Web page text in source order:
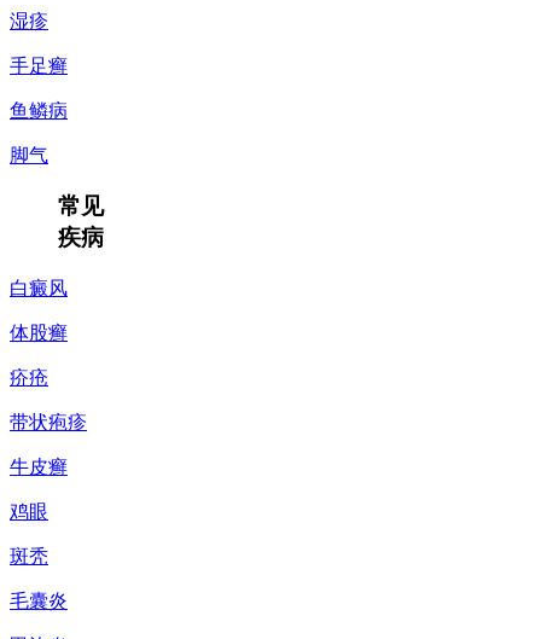
湿疹
手足癣
鱼鳞病
脚气
常见
疾病
白癜风
体股癣
疥疮
带状疱疹
牛皮癣
鸡眼
斑秃
毛囊炎